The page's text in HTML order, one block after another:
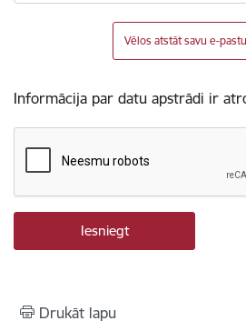
Vēlos atstāt savu e-
Informācija par datu apstrādi ir
Drukāt lapu